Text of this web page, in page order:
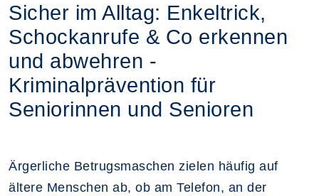
Sicher im Alltag: Enkeltrick,
Schockanrufe & Co erkennen
und abwehren -
Kriminalprävention für
Seniorinnen und Senioren
Ärgerliche Betrugsmaschen zielen häufig auf
ältere Menschen ab, ob am Telefon, an der